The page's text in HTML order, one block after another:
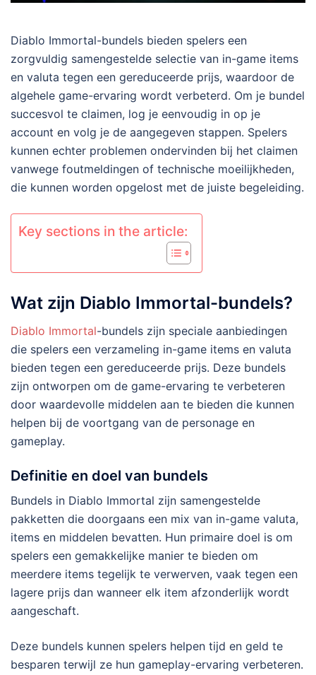
Diablo Immortal-bundels bieden spelers een
zorgvuldig samengestelde selectie van in-game items
en valuta tegen een gereduceerde prijs, waardoor de
algehele game-ervaring wordt verbeterd. Om je bundel
succesvol te claimen, log je eenvoudig in op je
account en volg je de aangegeven stappen. Spelers
kunnen echter problemen ondervinden bij het claimen
vanwege foutmeldingen of technische moeilijkheden,
die kunnen worden opgelost met de juiste begeleiding.
Key sections in the article:
Wat zijn Diablo Immortal-bundels?
Diablo Immortal-bundels zijn speciale aanbiedingen
die spelers een verzameling in-game items en valuta
bieden tegen een gereduceerde prijs. Deze bundels
zijn ontworpen om de game-ervaring te verbeteren
door waardevolle middelen aan te bieden die kunnen
helpen bij de voortgang van de personage en
gameplay.
Definitie en doel van bundels
Bundels in Diablo Immortal zijn samengestelde
pakketten die doorgaans een mix van in-game valuta,
items en middelen bevatten. Hun primaire doel is om
spelers een gemakkelijke manier te bieden om
meerdere items tegelijk te verwerven, vaak tegen een
lagere prijs dan wanneer elk item afzonderlijk wordt
aangeschaft.
Deze bundels kunnen spelers helpen tijd en geld te
besparen terwijl ze hun gameplay-ervaring verbeteren.